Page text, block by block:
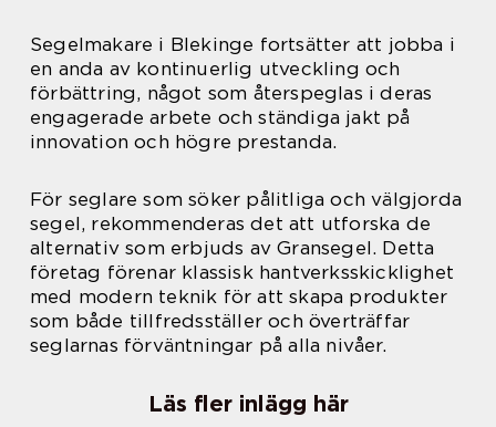
Segelmakare i Blekinge fortsätter att jobba i
en anda av kontinuerlig utveckling och
förbättring, något som återspeglas i deras
engagerade arbete och ständiga jakt på
innovation och högre prestanda.
För seglare som söker pålitliga och välgjorda
segel, rekommenderas det att utforska de
alternativ som erbjuds av Gransegel. Detta
företag förenar klassisk hantverksskicklighet
med modern teknik för att skapa produkter
som både tillfredsställer och överträffar
seglarnas förväntningar på alla nivåer.
Läs fler inlägg här